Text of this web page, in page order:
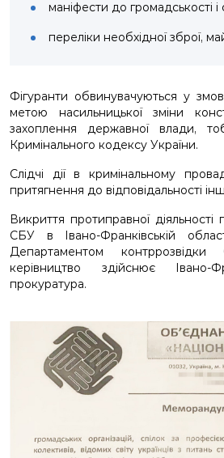
маніфести до громадськості і
переліки необхідної зброї,
Фігуранти обвинувачуються у
метою насильницької зміни
захоплення державної влади,
Кримінального кодексу України.
Слідчі дії в кримінальному
притягнення до відповідальності
Викриття протиправної діяльності
СБУ в Івано-Франківській
Департаментом
керівництво здійснює Івано-
прокуратура.